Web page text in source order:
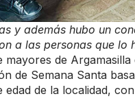
y además hubo un
a las personas que lo
mayores de
de Semana Santa
edad de la localidad,